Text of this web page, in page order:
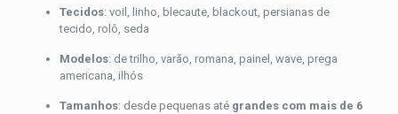
Tecidos: voil, linho, blecaute, blackout, persianas de
tecido, rolô, seda
Modelos: de trilho, varão, romana, painel, wave, prega
americana, ilhós
Tamanhos: desde pequenas até grandes com mais de 6